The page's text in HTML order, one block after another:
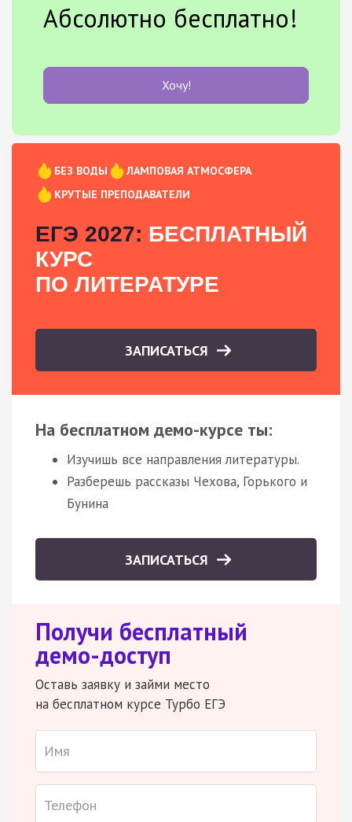
Абсолютно бесплатно!
Хочу!
БЕЗ ВОДЫ
ЛАМПОВАЯ АТМОСФЕРА
КРУТЫЕ ПРЕПОДАВАТЕЛИ
ЕГЭ 2027: БЕСПЛАТНЫЙ
КУРС
ПО ЛИТЕРАТУРЕ
ЗАПИСАТЬСЯ
На бесплатном демо-курсе ты:
Изучишь все направления литературы.
Разберешь рассказы Чехова, Горького и
Бунина
ЗАПИСАТЬСЯ
Получи бесплатный
демо-доступ
Оставь заявку и займи место
на бесплатном курсе Турбо ЕГЭ